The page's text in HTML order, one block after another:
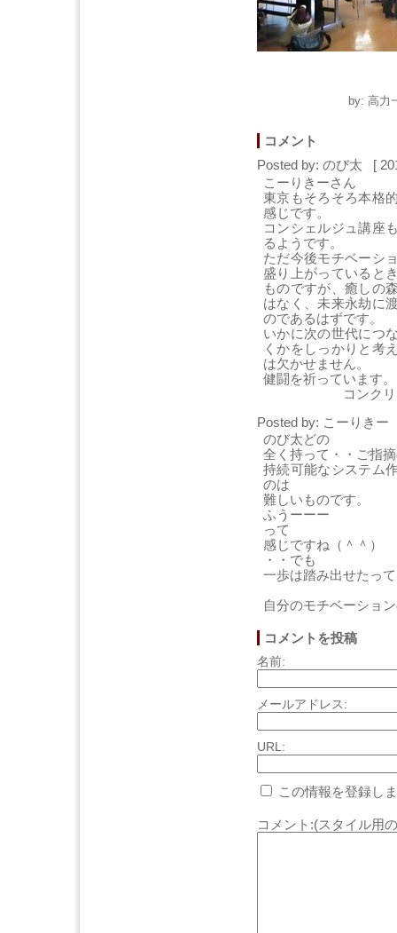
by: 高力
コメント
Posted by: のび太 [
こーりきーさん
東京もそろそろ本格
感じです。
コンシェルジュ講座
るようです。
ただ今後モチベーシ
盛り上がっていると
ものですが、癒しの
はなく、未来永劫に
のであるはずです。
いかに次の世代につ
くかをしっかりと考
は欠かせません。
健闘を祈っています。
コンクリート
Posted by: こーりきー
のび太どの
全く持って・・ご指
持続可能なシステム
のは
難しいものです。
ふうーーー
って
感じですね（＾＾）
・・でも
一歩は踏み出せたっ
自分のモチベーショ
コメントを投稿
名前:
メールアドレス:
URL:
この情報を登録し
コメント:(スタイル用